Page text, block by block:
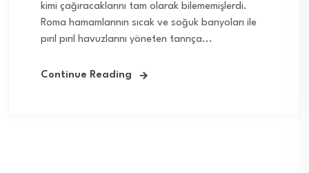
kimi çağıracaklarını tam olarak bilememişlerdi.
Roma hamamlarının sıcak ve soğuk banyoları ile
pırıl pırıl havuzlarını yöneten tanrıça...
Continue Reading